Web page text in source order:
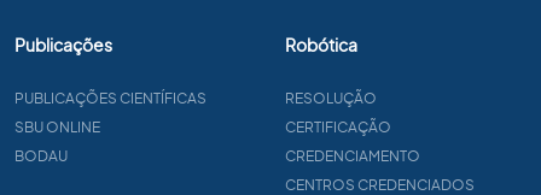
Publicações
PUBLICAÇÕES CIENTÍFICAS
SBU ONLINE
BODAU
Robótica
RESOLUÇÃO
CERTIFICAÇÃO
CREDENCIAMENTO
CENTROS CREDENCIADOS